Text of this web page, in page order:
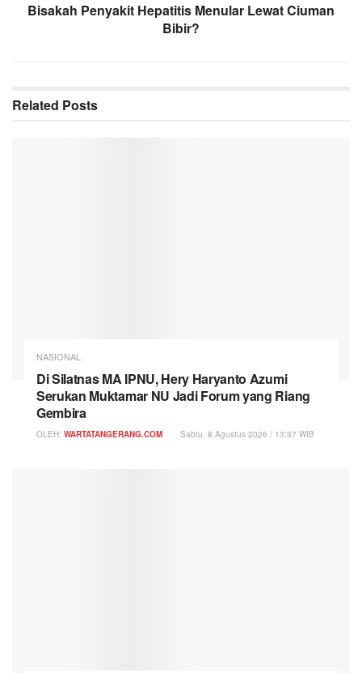
Bisakah Penyakit Hepatitis Menular Lewat Ciuman
Bibir?
Related Posts
NASIONAL
Di Silatnas MA IPNU, Hery Haryanto Azumi
Serukan Muktamar NU Jadi Forum yang Riang
Gembira
OLEH: WARTATANGERANG.COM Sabtu, 8 Agustus 2026 / 13:37 WIB